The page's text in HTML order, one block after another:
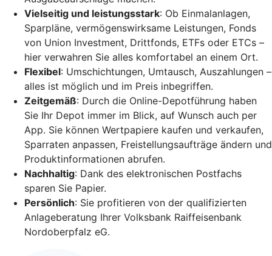
Vielseitig und leistungsstark: Ob Einmalanlagen,
Sparpläne, vermögenswirksame Leistungen, Fonds
von Union Investment, Drittfonds, ETFs oder ETCs –
hier verwahren Sie alles komfortabel an einem Ort.
Flexibel: Umschichtungen, Umtausch, Auszahlungen –
alles ist möglich und im Preis inbegriffen.
Zeitgemäß: Durch die Online-Depotführung haben
Sie Ihr Depot immer im Blick, auf Wunsch auch per
App. Sie können Wertpapiere kaufen und verkaufen,
Sparraten anpassen, Freistellungsaufträge ändern und
Produktinformationen abrufen.
Nachhaltig: Dank des elektronischen Postfachs
sparen Sie Papier.
Persönlich: Sie profitieren von der qualifizierten
Anlageberatung Ihrer Volksbank Raiffeisenbank
Nordoberpfalz eG.